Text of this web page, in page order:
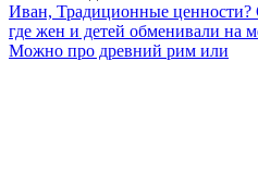
Иван, Традиционные ценности?
где жен и детей обменивали на
Можно про древний рим или